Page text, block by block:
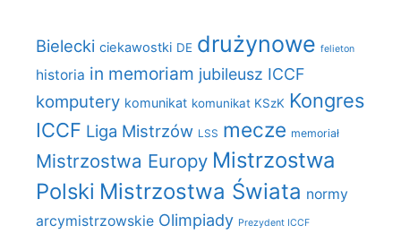
Bielecki ciekawostki DE drużynowe felieton
historia in memoriam jubileusz ICCF
komputery komunikat komunikat KSzK Kongres
ICCF Liga Mistrzów LSS mecze memoriał
Mistrzostwa Europy Mistrzostwa
Polski Mistrzostwa Świata normy
arcymistrzowskie Olimpiady Prezydent ICCF